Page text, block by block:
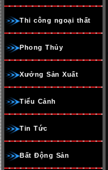
Thi công ngoại thất
Phong Thủy
Xưởng Sản Xuất
Tiểu Cảnh
Tin Tức
Bất Động Sản